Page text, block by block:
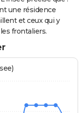
une résidence
et ceux qui y
frontaliers.